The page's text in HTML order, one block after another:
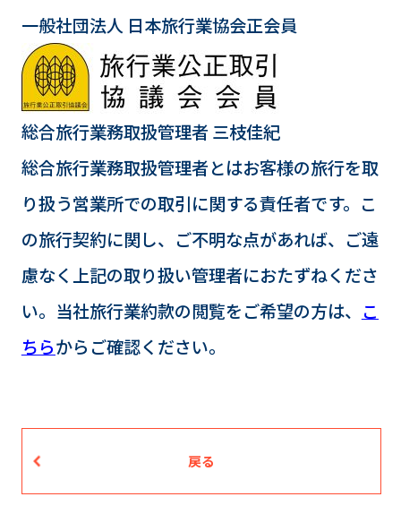
一般社団法人 日本旅行業協会正会員
総合旅行業務取扱管理者 三枝佳紀
総合旅行業務取扱管理者とはお客様の旅行を取
り扱う営業所での取引に関する責任者です。こ
の旅行契約に関し、ご不明な点があれば、ご遠
慮なく上記の取り扱い管理者におたずねくださ
い。当社旅行業約款の閲覧をご希望の方は、 こ
ちらからご確認ください。
戻る